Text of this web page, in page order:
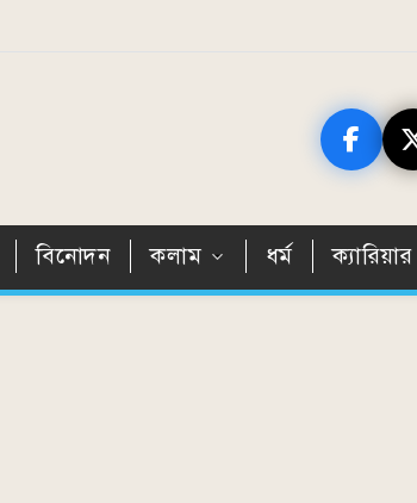
বিনোদন কলাম ধর্ম ক্যারিয়ার